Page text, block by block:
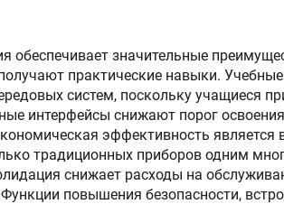
обеспечивает значительные
практические навыки.
систем, поскольку учащиеся
интерфейсы снижают порог
эффективность
традиционных приборов одним
снижает расходы на
повышения безопасности,